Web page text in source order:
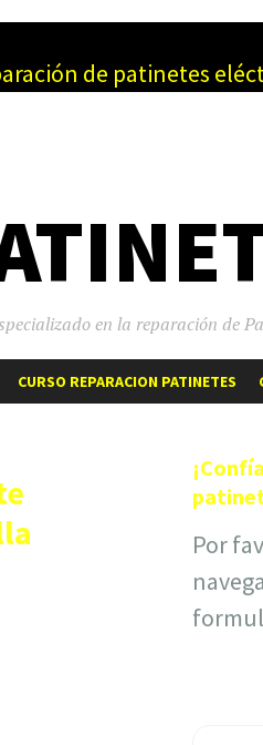
de patinetes
en la reparación de
AL
CURSO REPARACION PATINETES
Por